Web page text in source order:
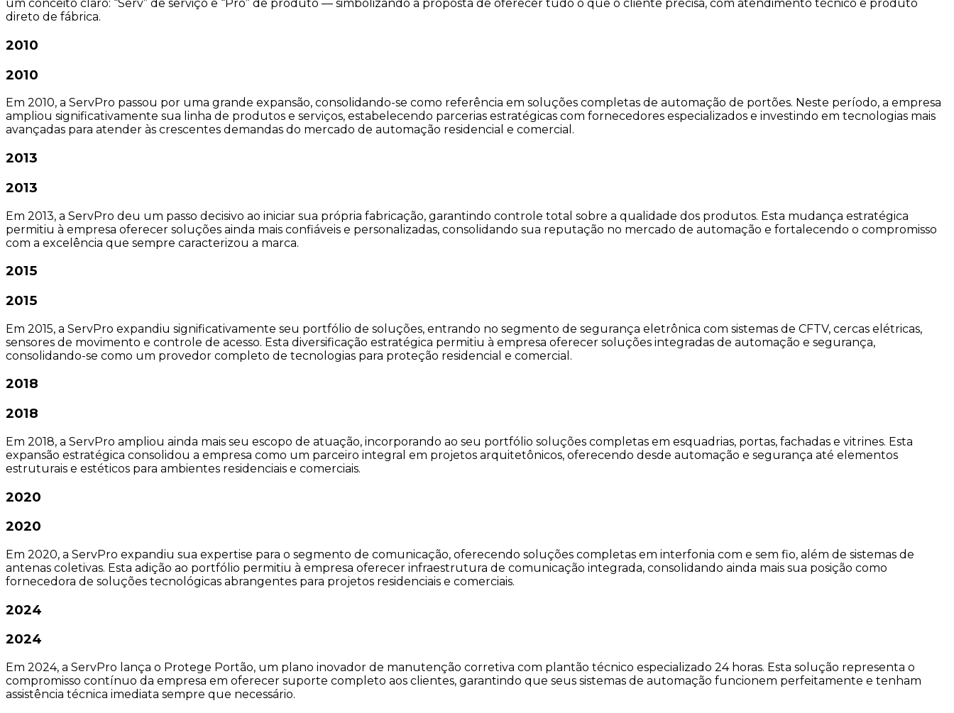
um conceito claro: “Serv” de serviço e “Pro” de produto — simbolizando a proposta de oferecer tudo o que o cliente precisa, com atendimento técnico e produto
direto de fábrica.
2010
2010
Em 2010, a ServPro passou por uma grande expansão, consolidando-se como referência em soluções completas de automação de portões. Neste período, a empresa
ampliou significativamente sua linha de produtos e serviços, estabelecendo parcerias estratégicas com fornecedores especializados e investindo em tecnologias mais
avançadas para atender às crescentes demandas do mercado de automação residencial e comercial.
2013
2013
Em 2013, a ServPro deu um passo decisivo ao iniciar sua própria fabricação, garantindo controle total sobre a qualidade dos produtos. Esta mudança estratégica
permitiu à empresa oferecer soluções ainda mais confiáveis e personalizadas, consolidando sua reputação no mercado de automação e fortalecendo o compromisso
com a excelência que sempre caracterizou a marca.
2015
2015
Em 2015, a ServPro expandiu significativamente seu portfólio de soluções, entrando no segmento de segurança eletrônica com sistemas de CFTV, cercas elétricas,
sensores de movimento e controle de acesso. Esta diversificação estratégica permitiu à empresa oferecer soluções integradas de automação e segurança,
consolidando-se como um provedor completo de tecnologias para proteção residencial e comercial.
2018
2018
Em 2018, a ServPro ampliou ainda mais seu escopo de atuação, incorporando ao seu portfólio soluções completas em esquadrias, portas, fachadas e vitrines. Esta
expansão estratégica consolidou a empresa como um parceiro integral em projetos arquitetônicos, oferecendo desde automação e segurança até elementos
estruturais e estéticos para ambientes residenciais e comerciais.
2020
2020
Em 2020, a ServPro expandiu sua expertise para o segmento de comunicação, oferecendo soluções completas em interfonia com e sem fio, além de sistemas de
antenas coletivas. Esta adição ao portfólio permitiu à empresa oferecer infraestrutura de comunicação integrada, consolidando ainda mais sua posição como
fornecedora de soluções tecnológicas abrangentes para projetos residenciais e comerciais.
2024
2024
Em 2024, a ServPro lança o Protege Portão, um plano inovador de manutenção corretiva com plantão técnico especializado 24 horas. Esta solução representa o
compromisso contínuo da empresa em oferecer suporte completo aos clientes, garantindo que seus sistemas de automação funcionem perfeitamente e tenham
assistência técnica imediata sempre que necessário.